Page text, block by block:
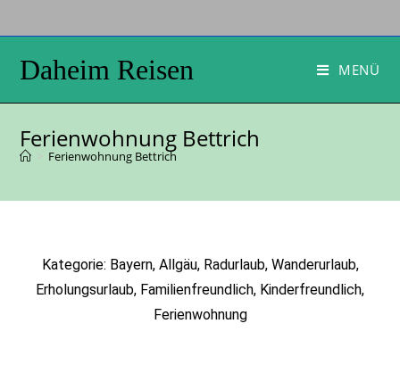
Daheim Reisen MENÜ
Ferienwohnung Bettrich
Ferienwohnung Bettrich
Kategorie: Bayern, Allgäu, Radurlaub, Wanderurlaub,
Erholungsurlaub, Familienfreundlich, Kinderfreundlich,
Ferienwohnung